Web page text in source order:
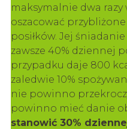
maksymalnie dwa
oszacować
posiłków. Jej
zawsze 40% dziennej
przypadku daje 800
zaledwie 10%
nie powinno
powinno mieć danie
stanowić 30%